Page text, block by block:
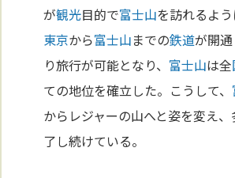
が観光目的で富士山を訪れるよう
東京から富士山までの鉄道が開
り旅行が可能となり、 富士山は全
ての地位を確立した。こうして、
からレジャーの山へと姿を変え
了し続けている。